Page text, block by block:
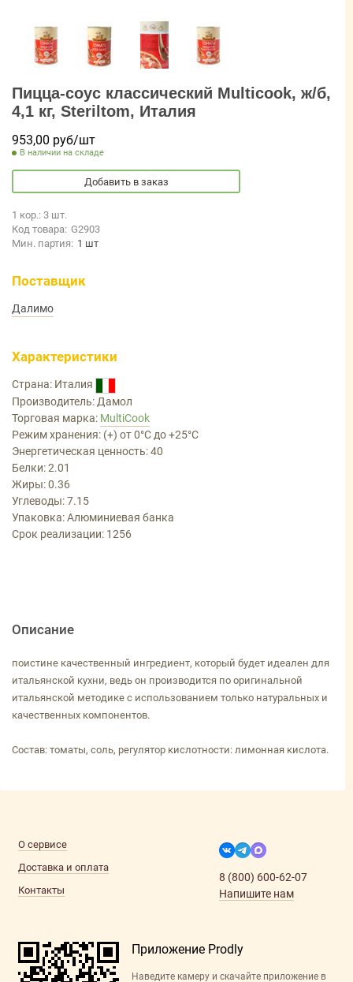
Пицца-соус классический Multicook, ж/б,
4,1 кг, Steriltom, Италия
953,00 руб/шт
В наличии на складе
Добавить в заказ
1 кор.: 3 шт.
Код товара: G2903
Мин. партия: 1 шт
Поставщик
Далимо
Характеристики
Страна: Италия
Производитель: Дамол
Торговая марка: MultiCook
Режим хранения: (+) от 0°С до +25°С
Энергетическая ценность: 40
Белки: 2.01
Жиры: 0.36
Углеводы: 7.15
Упаковка: Алюминиевая банка
Срок реализации: 1256
Описание
поистине качественный ингредиент, который будет идеален для
итальянской кухни, ведь он производится по оригинальной
итальянской методике с использованием только натуральных и
качественных компонентов.
Состав: томаты, соль, регулятор кислотности: лимонная кислота.
О сервисе
Доставка и оплата
Контакты
8 (800) 600-62-07
Напишите нам
Приложение Prodly
Наведите камеру и скачайте приложение в